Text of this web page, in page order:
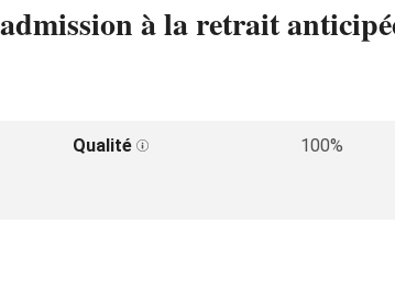
à la retrait
Qualité
100%